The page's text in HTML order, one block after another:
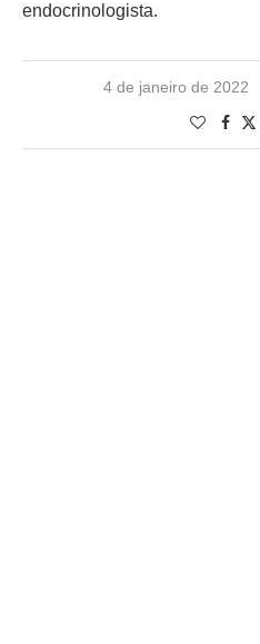
endocrinologista.
4 de janeiro de 2022